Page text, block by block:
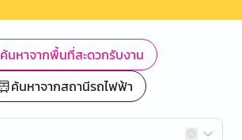
ค้นหาจากพื้นที่สะดวกรับงาน
ค้นหาจากสถานีรถไฟฟ้า